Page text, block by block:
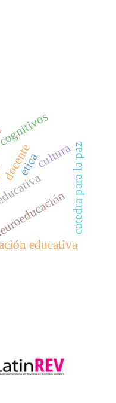
educativa
ética catedra para la paz
docentecultura